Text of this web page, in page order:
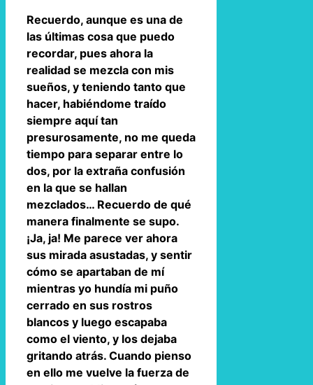
Recuerdo, aunque es una de
las últimas cosa que puedo
recordar, pues ahora la
realidad se mezcla con mis
sueños, y teniendo tanto que
hacer, habiéndome traído
siempre aquí tan
presurosamente, no me queda
tiempo para separar entre lo
dos, por la extraña confusión
en la que se hallan
mezclados… Recuerdo de qué
manera finalmente se supo.
¡Ja, ja! Me parece ver ahora
sus mirada asustadas, y sentir
cómo se apartaban de mí
mientras yo hundía mi puño
cerrado en sus rostros
blancos y luego escapaba
como el viento, y los dejaba
gritando atrás. Cuando pienso
en ello me vuelve la fuerza de